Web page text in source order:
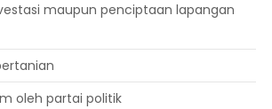
maupun penciptaan lapangan
oleh partai politik